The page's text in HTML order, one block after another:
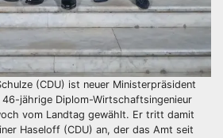
(CDU) ist neuer Ministerpräsident
jährige Diplom-Wirtschaftsingenieur
vom Landtag gewählt. Er tritt damit
Haseloff (CDU) an, der das Amt seit